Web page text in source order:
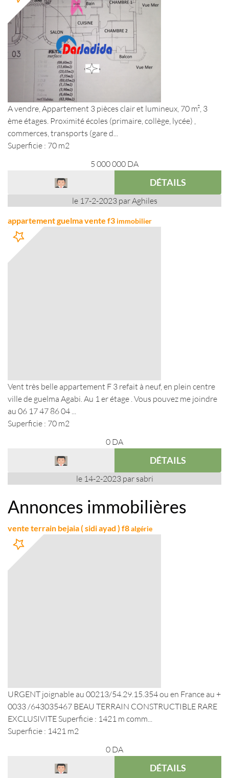
A vendre, Appartement 3 pièces clair et lumineux, 70 m², 3
ème étages. Proximité écoles (primaire, collège, lycée) ,
commerces, transports (gare d...
Superficie : 70 m2
5 000 000 DA
DÉTAILS
le 17-2-2023 par Aghiles
appartement guelma vente f3 immobilier
Vent très belle appartement F 3 refait à neuf, en plein centre
ville de guelma Agabi. Au 1 er étage . Vous pouvez me joindre
au 06 17 47 86 04 ...
Superficie : 70 m2
0 DA
DÉTAILS
le 14-2-2023 par sabri
Annonces immobilières
vente terrain bejaia ( sidi ayad ) f8algérie
URGENT joignable au 00213/54.29.15.354 ou en France au +
0033 /643035467 BEAU TERRAIN CONSTRUCTIBLE RARE
EXCLUSIVITE Superficie : 1421 m comm...
Superficie : 1421 m2
0 DA
DÉTAILS